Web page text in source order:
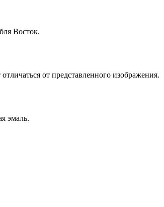
Восток.
от представленного изображения.
эмаль.